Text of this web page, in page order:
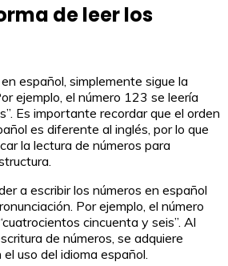
de leer los
español, simplemente sigue la
ejemplo, el número 123 se leería
Es importante recordar que el orden
es diferente al inglés, por lo que
la lectura de números para
a escribir los números en español
Por ejemplo, el número
cincuenta y seis”. Al
de números, se adquiere
uso del idioma español.